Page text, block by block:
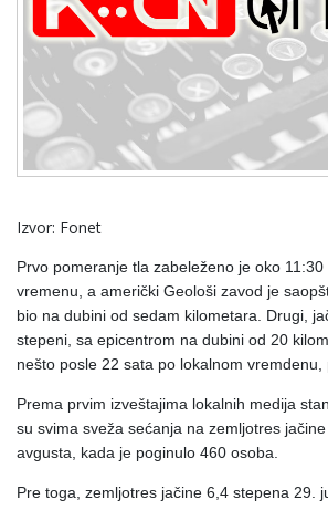
Izvor: Fonet
Prvo pomeranje tla zabeleženo je oko
vremenu, a američki Geološi zavod je
bio na dubini od sedam kilometara. Drugi,
stepeni, sa epicentrom na dubini od 20
nešto posle 22 sata po lokalnom vremdenu,
Prema prvim izveštajima lokalnih medija
su svima sveža sećanja na zemljotres
avgusta, kada je poginulo 460 osoba.
Pre toga, zemljotres jačine 6,4 stepena 29.